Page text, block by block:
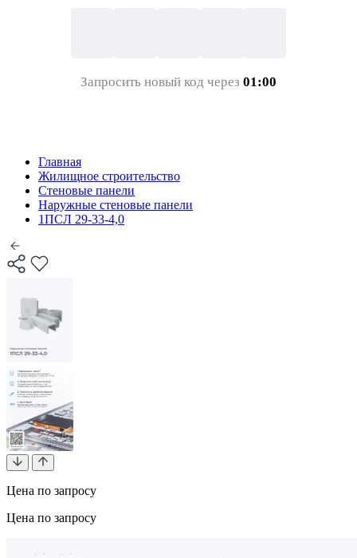
Запросить новый код через 01:00
Главная
Жилищное строительство
Стеновые панели
Наружные стеновые панели
1ПСЛ 29-33-4,0
Цена по запросу
Цена по запросу